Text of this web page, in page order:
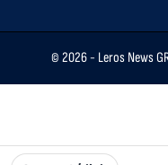
© 2026 - Leros News